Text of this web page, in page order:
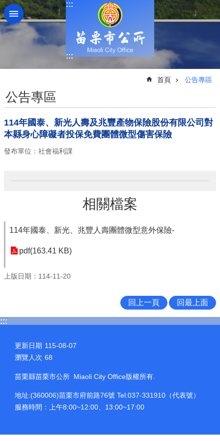
跳到主要內容區塊
:::
:::
首頁 公告專區
公告專區
114年國泰、新光人壽及兆豐產物保險股份有限公司對
本縣身心障礙者投保免費團體微型傷害保險
發布單位：社會福利課
相關檔案
114年國泰、新光、兆豐人壽團體微型意外保險-
pdf(163.41 KB)
上版日期：114-11-20
回上一頁 回最上面
:::
更新日期 115-08-07
瀏覽人次 68
苗栗縣苗栗市公所 Miaoli City Office版權所有.
地址:(360006)苗栗市府前路76號 Tel:037-331910（代表號）
服務時間：上午8:00~12:00、13:00~17:00